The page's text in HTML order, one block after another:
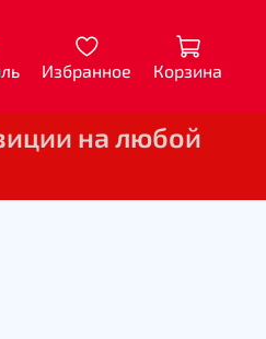
Избранное Корзина
на любой